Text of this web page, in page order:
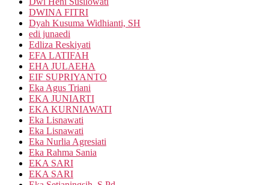
DWINA FITRI
Dyah Kusuma Widhianti, SH
edi junaedi
Edliza Reskiyati
EFA LATIFAH
EHA JULAEHA
EIF SUPRIYANTO
Eka Agus Triani
EKA JUNIARTI
EKA KURNIAWATI
Eka Lisnawati
Eka Lisnawati
Eka Nurlia Agresiati
Eka Rahma Sania
EKA SARI
EKA SARI